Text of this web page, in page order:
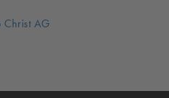
Christ AG